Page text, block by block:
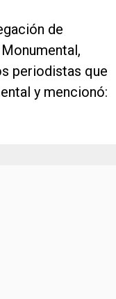
de
periodistas que
y mencionó: